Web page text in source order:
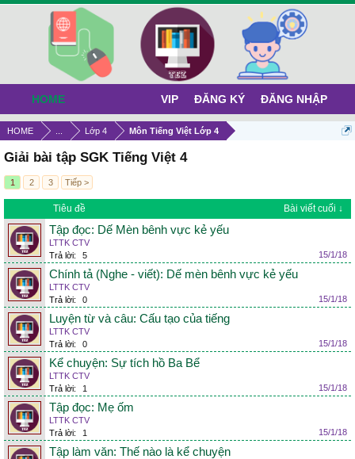
HOME Lớp 4 Môn Tiếng Việt Lớp 4
Giải bài tập SGK Tiếng Việt 4
1 2 3 Tiếp >
Tiêu đề Bài viết cuối ↓
Tập đọc: Dế Mèn bênh vực kẻ yếu
LTTK CTV
Trả lời:
5 15/1/18
Chính tả (Nghe - viết): Dế mèn bênh vực kẻ yếu
LTTK CTV
Trả lời:
0 15/1/18
Luyện từ và câu: Cấu tạo của tiếng
LTTK CTV
Trả lời:
0 15/1/18
Kể chuyện: Sự tích hồ Ba Bể
LTTK CTV
Trả lời:
1 15/1/18
Tập đọc: Mẹ ốm
LTTK CTV
Trả lời:
1 15/1/18
Tập làm văn: Thế nào là kể chuyện
HOME VIP ĐĂNG KÝ ĐĂNG NHẬP